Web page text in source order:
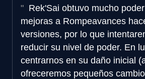
Rek'Sai obtuvo mucho
mejoras a Rompeavances
versiones, por lo que
reducir su nivel de poder. En
centrarnos en su daño inicial
ofreceremos pequeños